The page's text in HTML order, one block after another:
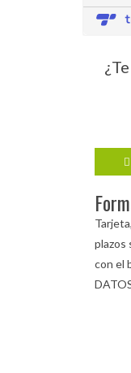
plazos
con el